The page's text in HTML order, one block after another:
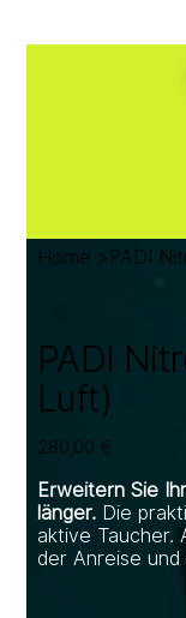
Home > PADI
PADI
Luft)
Preis
280,00 €
Erweitern Sie
länger.Die
aktive Taucher.
der Anreise